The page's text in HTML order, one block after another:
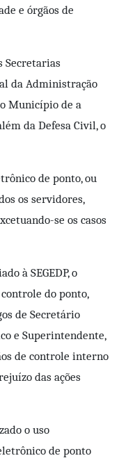
e órgãos de
Secretarias
da Administração
Município de a
da Defesa Civil, o
de ponto, ou
os servidores,
se os casos
à SEGEDP, o
do ponto,
de Secretário
e Superintendente,
de controle interno
das ações
o uso
de ponto